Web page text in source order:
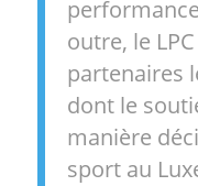
outre, le
partenaires
dont le
manière
sport au